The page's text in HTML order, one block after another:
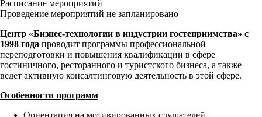
Расписание мероприятий
Проведение мероприятий не запланировано
Центр «Бизнес-технологии в индустрии гостеприимства» с
1998 года проводит программы профессиональной
переподготовки и повышения квалификации в сфере
гостиничного, ресторанного и туристского бизнеса, а также
ведет активную консалтинговую деятельность в этой сфере.
Особенности программ
Ориентация на мотивированных слушателей,